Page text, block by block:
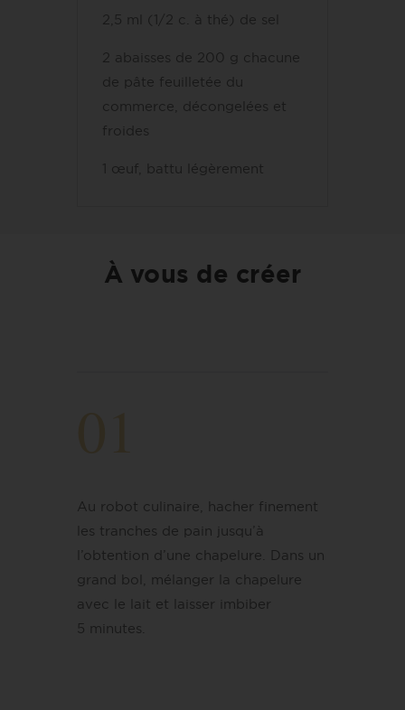
2,5 ml (1/2 c. à thé) de sel
2 abaisses de 200 g chacune
de pâte feuilletée du
commerce, décongelées et
froides
œuf, battu légèrement
À vous de créer
Au robot culinaire, hacher finement
les tranches de pain jusqu’à
l’obtention d’une chapelure. Dans un
grand bol, mélanger la chapelure
avec le lait et laisser imbiber
5 minutes.